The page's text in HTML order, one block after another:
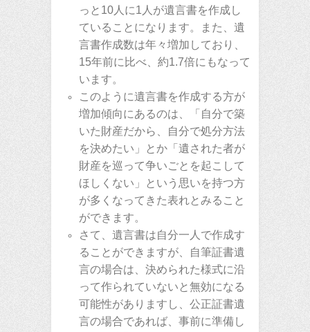
っと10人に1人が遺言書を作成し
ていることになります。また、遺
言書作成数は年々増加しており、
15年前に比べ、約1.7倍にもなって
います。
このように遺言書を作成する方が
増加傾向にあるのは、「自分で築
いた財産だから、自分で処分方法
を決めたい」とか「遺された者が
財産を巡って争いごとを起こして
ほしくない」という思いを持つ方
が多くなってきた表れとみること
ができます。
さて、遺言書は自分一人で作成す
ることができますが、自筆証書遺
言の場合は、決められた様式に沿
って作られていないと無効になる
可能性がありますし、公正証書遺
言の場合であれば、事前に準備し